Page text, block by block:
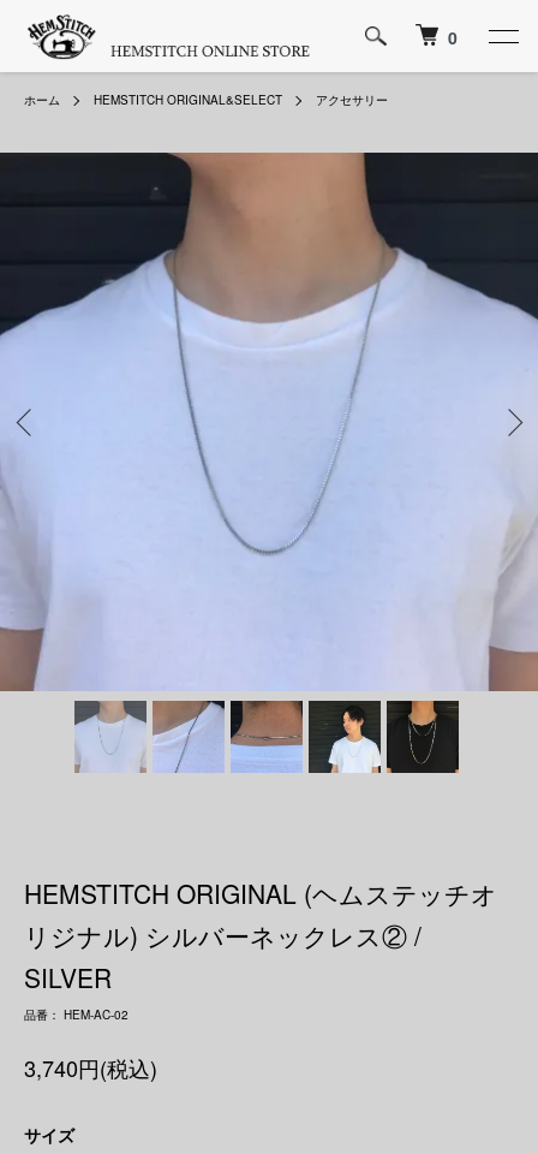
0
ホーム HEMSTITCH ORIGINAL&SELECT アクセサリー
HEMSTITCH ORIGINAL (ヘムステッチオ
リジナル) シルバーネックレス② /
SILVER
品番： HEM-AC-02
3,740円(税込)
サイズ